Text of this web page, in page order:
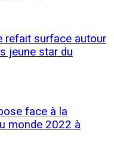
refait surface autour
jeune star du
face à la
monde 2022 à